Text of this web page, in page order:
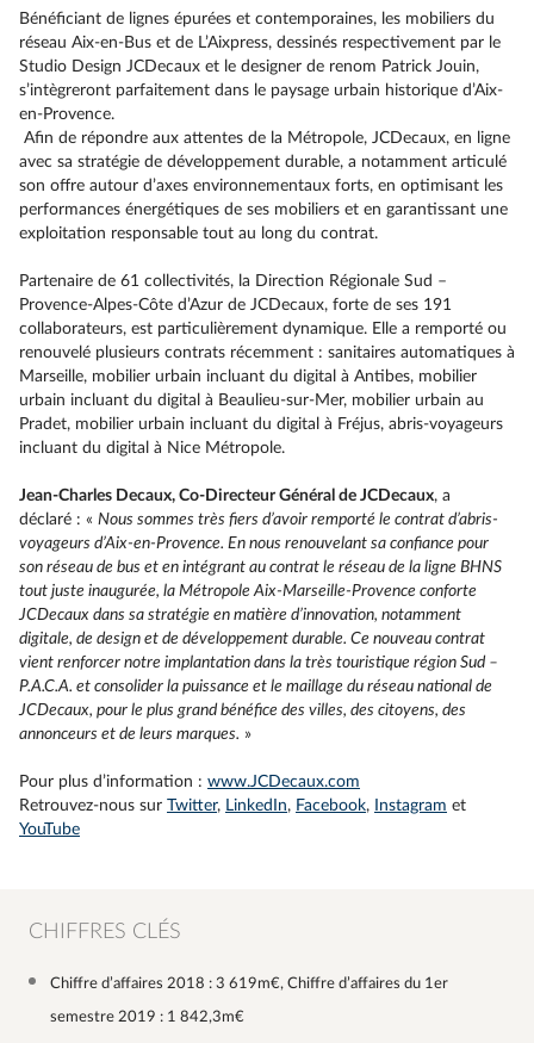
Bénéficiant de lignes épurées et contemporaines, les mobiliers du
réseau Aix-en-Bus et de L’Aixpress, dessinés respectivement par le
Studio Design JCDecaux et le designer de renom Patrick Jouin,
s’intègreront parfaitement dans le paysage urbain historique d’Aix-
en-Provence.
Afin de répondre aux attentes de la Métropole, JCDecaux, en ligne
avec sa stratégie de développement durable, a notamment articulé
son offre autour d’axes environnementaux forts, en optimisant les
performances énergétiques de ses mobiliers et en garantissant une
exploitation responsable tout au long du contrat.
Partenaire de 61 collectivités, la Direction Régionale Sud –
Provence-Alpes-Côte d’Azur de JCDecaux, forte de ses 191
collaborateurs, est particulièrement dynamique. Elle a remporté ou
renouvelé plusieurs contrats récemment : sanitaires automatiques à
Marseille, mobilier urbain incluant du digital à Antibes, mobilier
urbain incluant du digital à Beaulieu-sur-Mer, mobilier urbain au
Pradet, mobilier urbain incluant du digital à Fréjus, abris-voyageurs
incluant du digital à Nice Métropole.
Jean-Charles Decaux, Co-Directeur Général de JCDecaux, a
déclaré : « Nous sommes très fiers d’avoir remporté le contrat d’abris-
voyageurs d’Aix-en-Provence. En nous renouvelant sa confiance pour
son réseau de bus et en intégrant au contrat le réseau de la ligne BHNS
tout juste inaugurée, la Métropole Aix-Marseille-Provence conforte
JCDecaux dans sa stratégie en matière d’innovation, notamment
digitale, de design et de développement durable. Ce nouveau contrat
vient renforcer notre implantation dans la très touristique région Sud –
P.A.C.A. et consolider la puissance et le maillage du réseau national de
JCDecaux, pour le plus grand bénéfice des villes, des citoyens, des
annonceurs et de leurs marques. »
Pour plus d’information : www.JCDecaux.com
Retrouvez-nous sur Twitter, LinkedIn, Facebook, Instagram et
YouTube
CHIFFRES CLÉS
Chiffre d’affaires 2018 : 3 619m€, Chiffre d’affaires du 1er
semestre 2019 : 1 842,3m€